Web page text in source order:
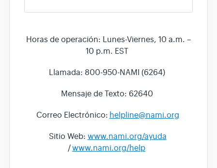
Horas de operación: Lunes-Viernes, 10 a.m. –
10 p.m. EST
Llamada: 800-950-NAMI (6264)
Mensaje de Texto: 62640
Correo Electrónico: helpline@nami.org
Sitio Web: www.nami.org/ayuda
/www.nami.org/help